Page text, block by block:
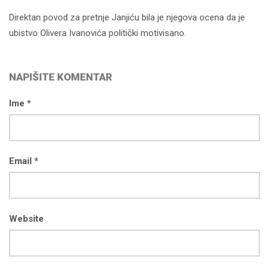
Direktan povod za pretnje Janjiću bila je njegova ocena da je
ubistvo Olivera Ivanovića politički motivisano.
NAPIŠITE KOMENTAR
Ime *
Email *
Website